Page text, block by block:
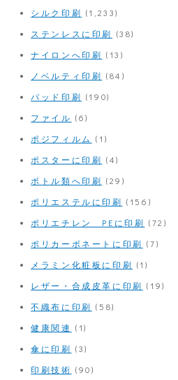
シルク印刷 (1,233)
ステンレスに印刷 (38)
ナイロンへ印刷 (13)
ノベルティ印刷 (84)
パッド印刷 (190)
ファイル (6)
ポジフィルム (1)
ポスターに印刷 (4)
ボトル類へ印刷 (29)
ポリエステルに印刷 (156)
ポリエチレン PEに印刷 (72)
ポリカーボネートに印刷 (7)
メラミン化粧板に印刷 (1)
レザー・合成皮革に印刷 (19)
不織布に印刷 (58)
健康関連 (1)
傘に印刷 (3)
印刷技術 (90)